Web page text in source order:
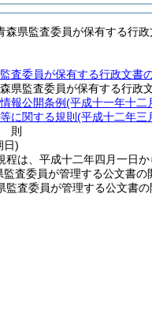
森県監査委員が保有する行
査委員が保有する行政文書
県監査委員が保有する行政
報公開条例(平成十一年十二
に関する規則 (平成十二年三
則
日)
程は、平成十二年四月一日か
監査委員が管理する公文書の
監査委員が管理する公文書